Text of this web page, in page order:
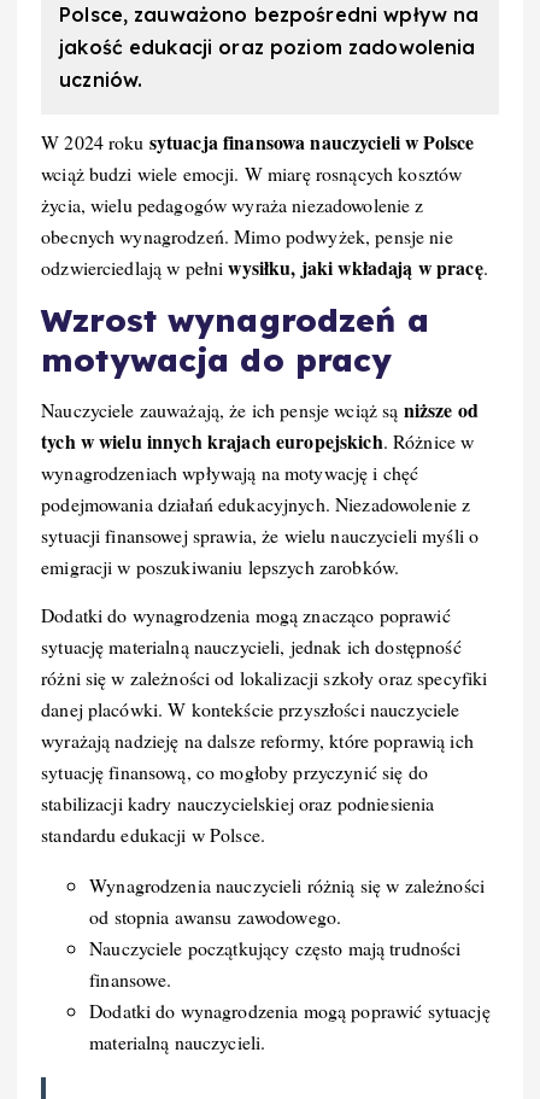
Polsce, zauważono bezpośredni wpływ na
jakość edukacji oraz poziom zadowolenia
uczniów.
W 2024 roku sytuacja finansowa nauczycieli w Polsce
wciąż budzi wiele emocji. W miarę rosnących kosztów
życia, wielu pedagogów wyraża niezadowolenie z
obecnych wynagrodzeń. Mimo podwyżek, pensje nie
odzwierciedlają w pełniwysiłku, jaki wkładają w pracę.
Wzrost wynagrodzeń a
motywacja do pracy
Nauczyciele zauważają, że ich pensje wciąż są niższe od
tych w wielu innych krajach europejskich. Różnice w
wynagrodzeniach wpływają na motywację i chęć
podejmowania działań edukacyjnych. Niezadowolenie z
sytuacji finansowej sprawia, że wielu nauczycieli myśli o
emigracji w poszukiwaniu lepszych zarobków.
Dodatki do wynagrodzenia mogą znacząco poprawić
sytuację materialną nauczycieli, jednak ich dostępność
różni się w zależności od lokalizacji szkoły oraz specyfiki
danej placówki. W kontekście przyszłości nauczyciele
wyrażają nadzieję na dalsze reformy, które poprawią ich
sytuację finansową, co mogłoby przyczynić się do
stabilizacji kadry nauczycielskiej oraz podniesienia
standardu edukacji w Polsce.
Wynagrodzenia nauczycieli różnią się w zależności
od stopnia awansu zawodowego.
Nauczyciele początkujący często mają trudności
finansowe.
Dodatki do wynagrodzenia mogą poprawić sytuację
materialną nauczycieli.